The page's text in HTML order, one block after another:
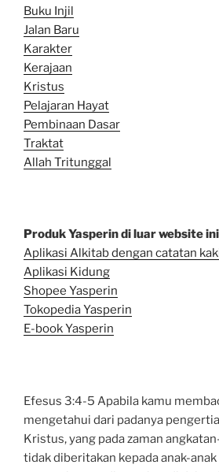
Buku Injil
Jalan Baru
Karakter
Kerajaan
Kristus
Pelajaran Hayat
Pembinaan Dasar
Traktat
Allah Tritunggal
Produk Yasperin di luar website
Aplikasi Alkitab dengan catatan
Aplikasi Kidung
Shopee Yasperin
Tokopedia Yasperin
E-book Yasperin
Efesus 3:4-5 Apabila kamu
mengetahui dari padanya
Kristus, yang pada zaman
tidak diberitakan kepada anak-